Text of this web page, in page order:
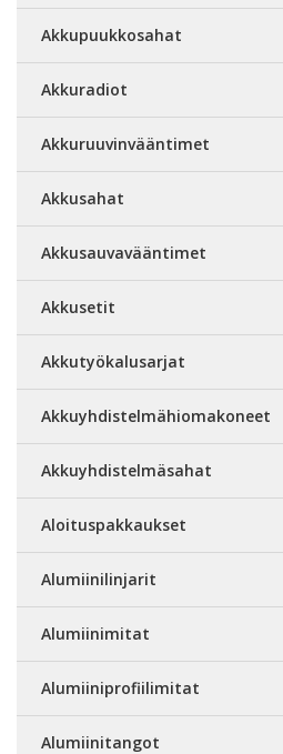
Akkupuukkosahat
Akkuradiot
Akkuruuvinvääntimet
Akkusahat
Akkusauvavääntimet
Akkusetit
Akkutyökalusarjat
Akkuyhdistelmähiomakoneet
Akkuyhdistelmäsahat
Aloituspakkaukset
Alumiinilinjarit
Alumiinimitat
Alumiiniprofiilimitat
Alumiinitangot